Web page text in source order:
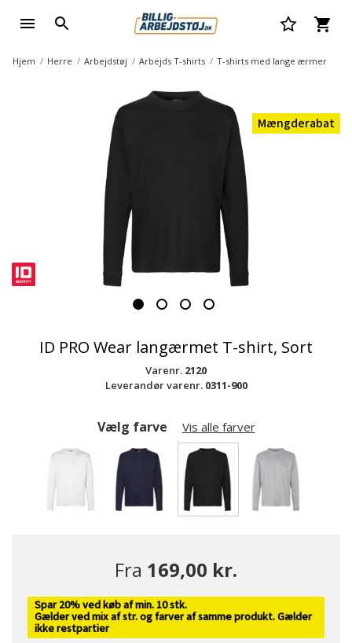
Hjem Herre Arbejdstøj Arbejds T-shirts T-shirts med lange ærmer
Mængderabat
ID PRO Wear langærmet T-shirt, Sort
Varenr. 2120
Leverandør varenr. 0311-900
Vælg farve Vis alle farver
Fra 169,00 kr.
Spar 20% ved køb af min. 10 stk.
Gælder ved mix af str. og farver af samme produkt. Gælder
ikke restpartier